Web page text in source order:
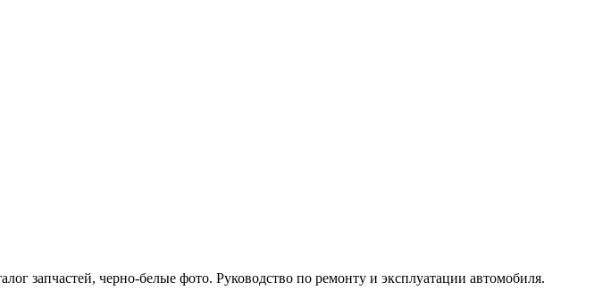
запчастей, черно-белые фото. Руководство по ремонту и эксплуатации автомобиля.